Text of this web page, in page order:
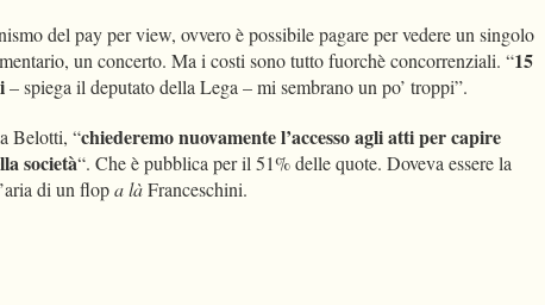
del pay per view, ovvero è possibile pagare per vedere un singolo
un concerto. Ma i costi sono tutto fuorchè concorrenziali. “15
– spiega il deputato della Lega – mi sembrano un po’ troppi”.
Belotti, “chiederemo nuovamente l’accesso agli atti per capire
società“. Che è pubblica per il 51% delle quote. Doveva essere la
di un flopa làFranceschini.